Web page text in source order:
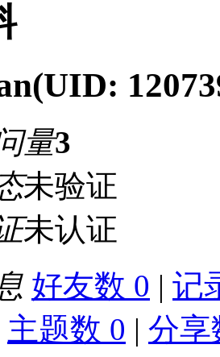
(UID:
量3
未验证
未认证
好友数 0 | 记
主题数 0 | 分享